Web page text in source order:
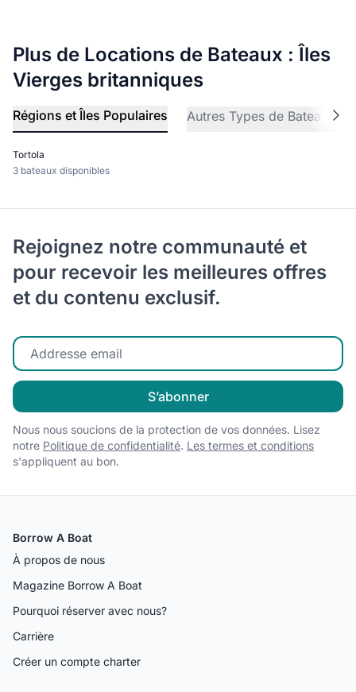
Plus de Locations de Bateaux : Îles
Vierges britanniques
Régions et Îles Populaires Autres Types de Bateaux
Tortola
3 bateaux disponibles
Rejoignez notre communauté et
pour recevoir les meilleures offres
et du contenu exclusif.
Entrez votre email
S’abonner
Nous nous soucions de la protection de vos données. Lisez
notre Politique de confidentialité. Les termes et conditions
s'appliquent au bon.
Borrow A Boat
À propos de nous
Magazine Borrow A Boat
Pourquoi réserver avec nous?
Carrière
Créer un compte charter